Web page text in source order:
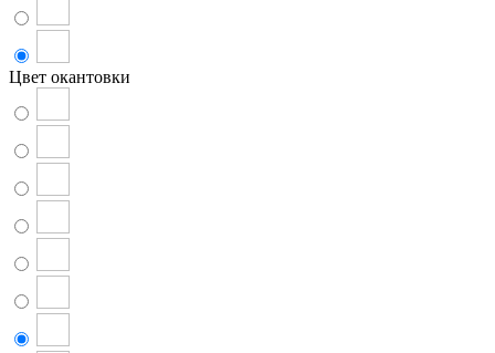
Цвет окантовки